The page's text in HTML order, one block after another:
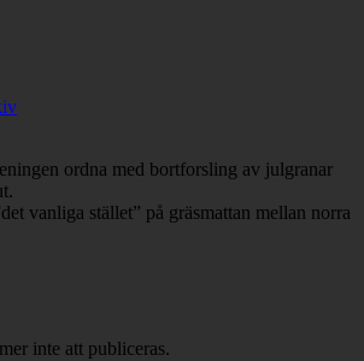
ordna med bortforsling av julgranar
vanliga stället” på gräsmattan mellan norra
inte att publiceras.